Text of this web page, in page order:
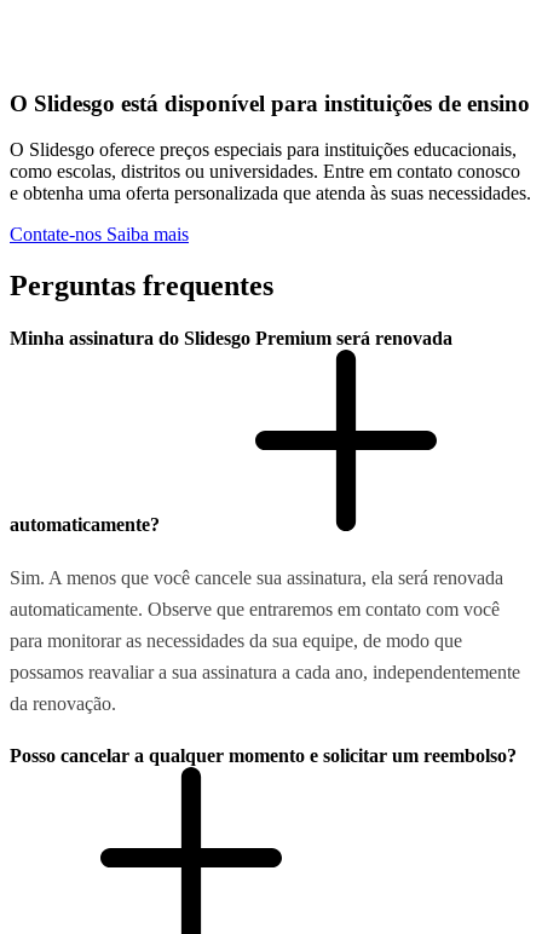
O Slidesgo está disponível para instituições de ensino
O Slidesgo oferece preços especiais para instituições educacionais,
como escolas, distritos ou universidades. Entre em contato conosco
e obtenha uma oferta personalizada que atenda às suas necessidades.
Contate-nos Saiba mais
Perguntas frequentes
Minha assinatura do Slidesgo Premium será renovada
automaticamente?
Sim. A menos que você cancele sua assinatura, ela será renovada
automaticamente. Observe que entraremos em contato com você
para monitorar as necessidades da sua equipe, de modo que
possamos reavaliar a sua assinatura a cada ano, independentemente
da renovação.
Posso cancelar a qualquer momento e solicitar um reembolso?